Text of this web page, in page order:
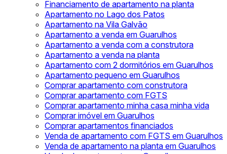
Financiamento de apartamento na planta
Apartamento no Lago dos Patos
Apartamento na Vila Galvão
Apartamento a venda em Guarulhos
Apartamento a venda com a construtora
Apartamento a venda na planta
Apartamento com 2 dormitórios em Guarulhos
Apartamento pequeno em Guarulhos
Comprar apartamento com construtora
Comprar apartamento com FGTS
Comprar apartamento minha casa minha vida
Comprar imóvel em Guarulhos
Comprar apartamentos financiados
Venda de apartamento com FGTS em Guarulhos
Venda de apartamento na planta em Guarulhos